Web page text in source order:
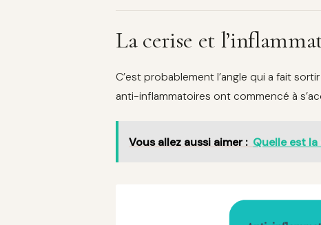
La cerise et
C’est probablement l’angle qui a fait
anti-inflammatoires ont commencé à
Vous allez aussi aimer : Quelle est